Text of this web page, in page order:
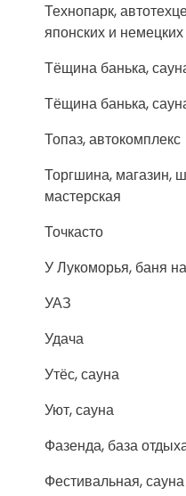
Технопарк,
японских и
Тёщина банька,
Тёщина банька,
Топаз, автокомплекс
Торгшина, магазин,
мастерская
Точкасто
У Лукоморья, баня
УАЗ
Удача
Утёс, сауна
Уют, сауна
Фазенда, база
Фестивальная, сауна